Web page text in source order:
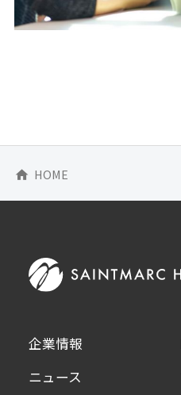
home HOME
企業情報
ニュース